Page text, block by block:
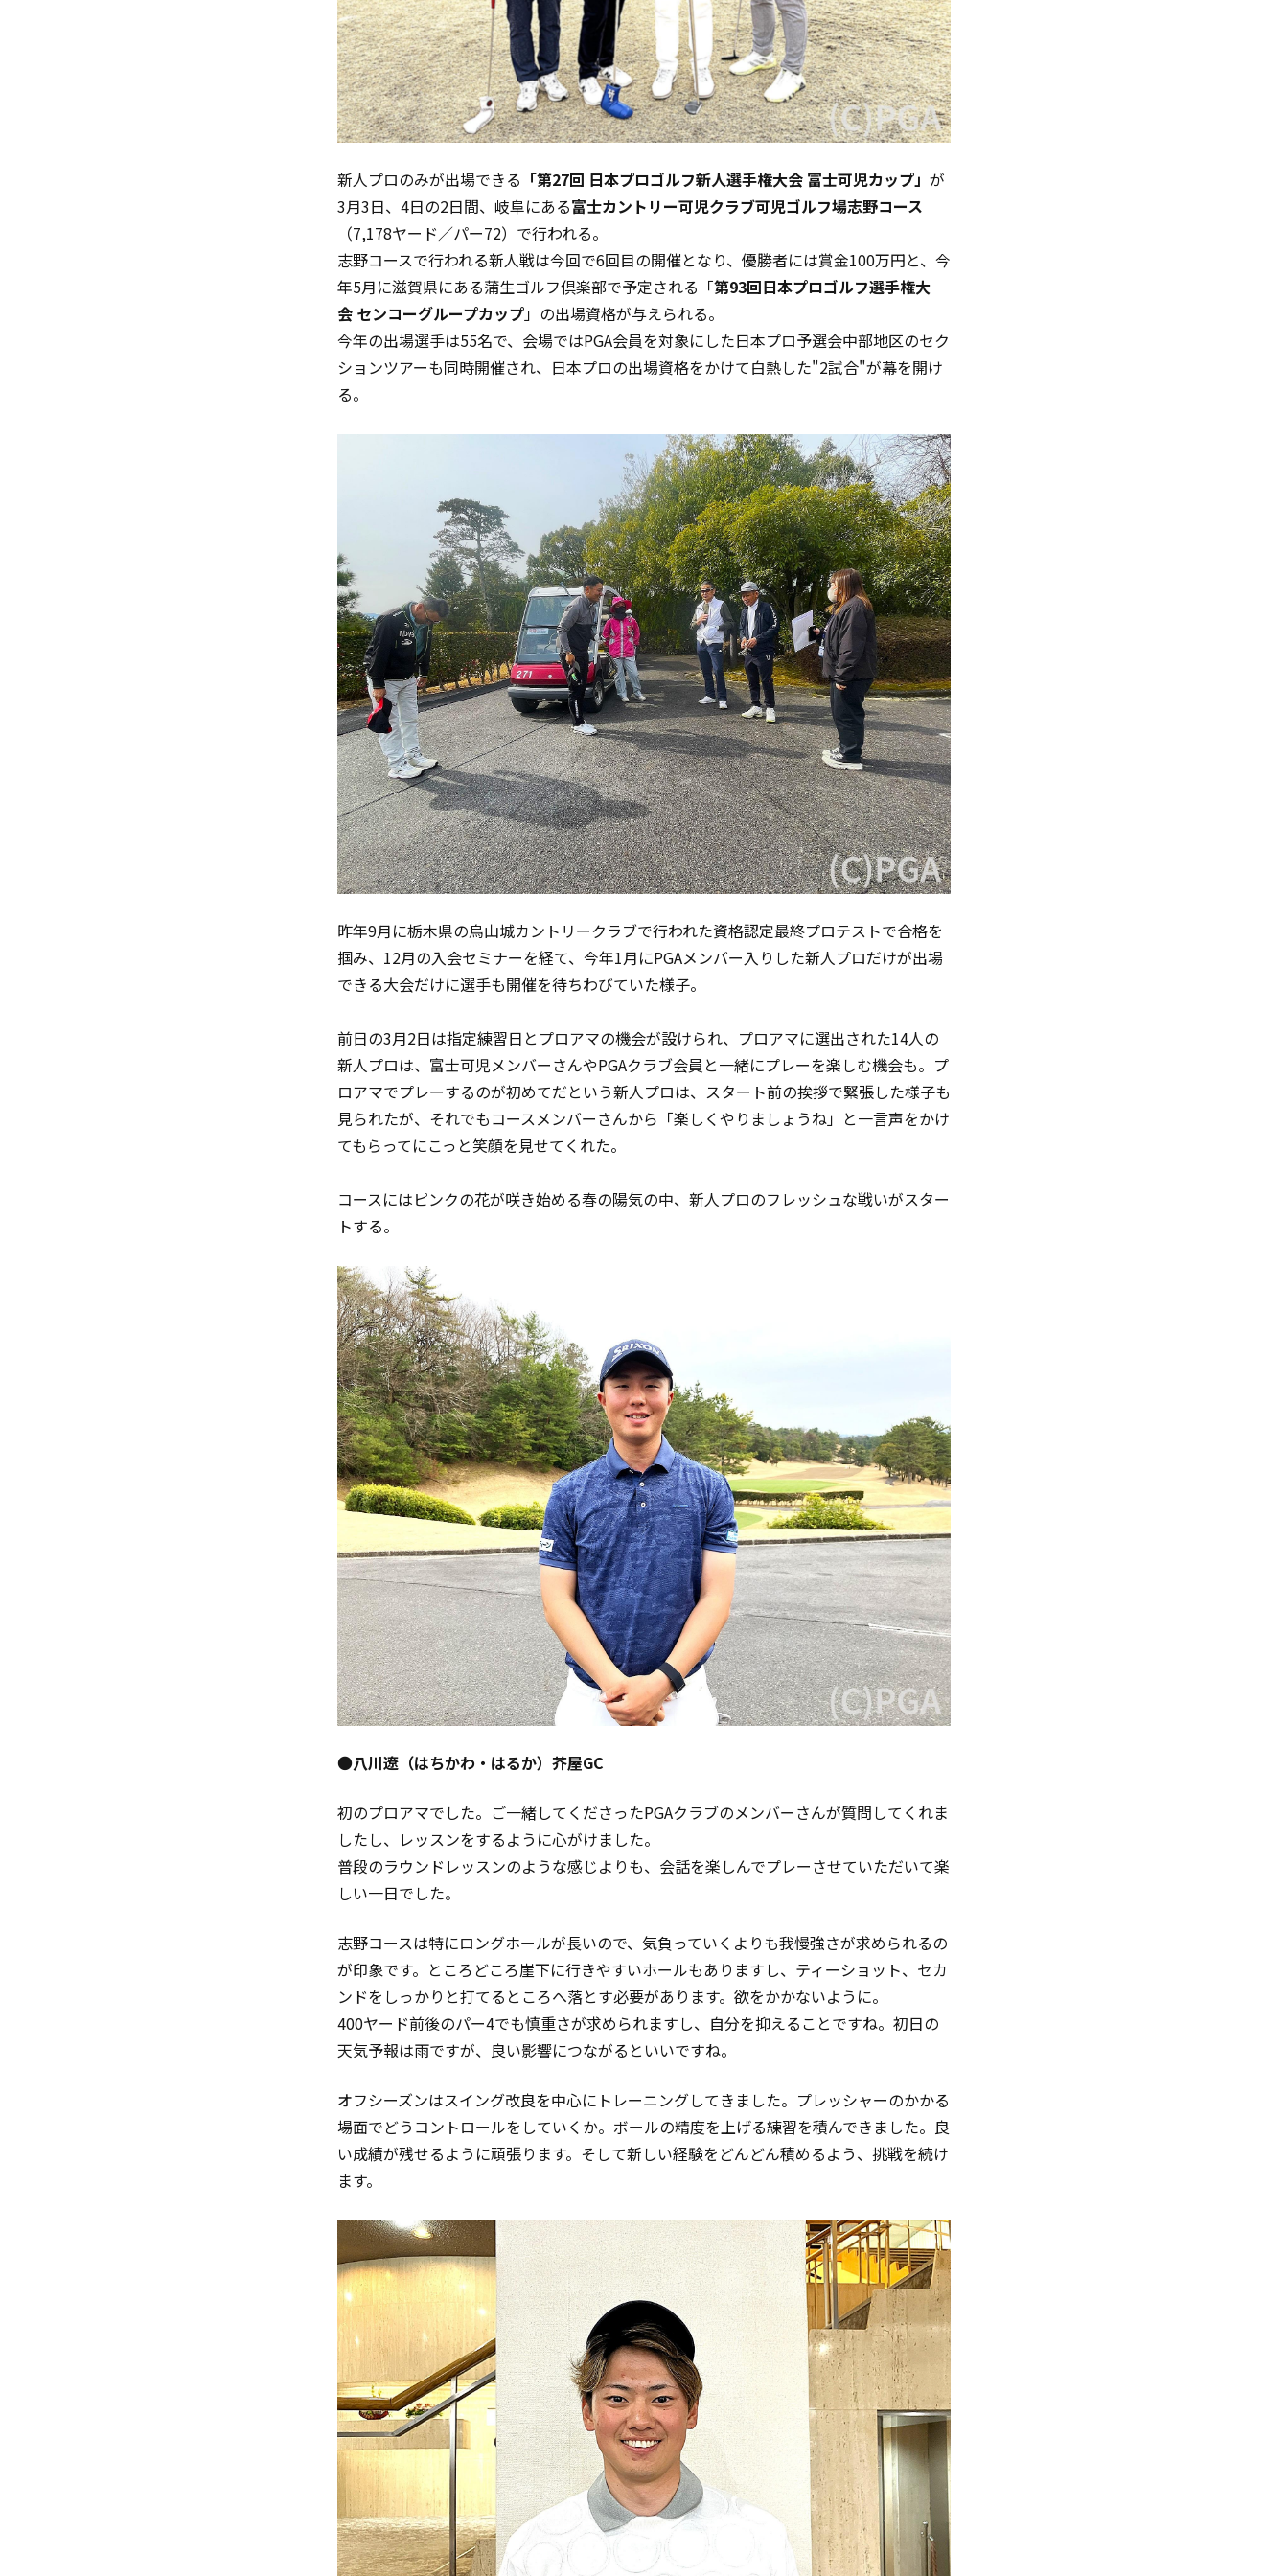
新人プロのみが出場できる 「第27回 日本プロゴルフ新人選手権大会 富士可児カップ」 が
3月3日、4日の2日間、岐阜にある富士カントリー可児クラブ可児ゴルフ場志野コース
（7,178ヤード／パー72）で行われる。
志野コースで行われる新人戦は今回で6回目の開催となり、優勝者には賞金100万円と、今
年5月に滋賀県にある蒲生ゴルフ倶楽部で予定される「第93回日本プロゴルフ選手権大
会 センコーグループカップ」の出場資格が与えられる。
今年の出場選手は55名で、会場ではPGA会員を対象にした日本プロ予選会中部地区のセク
ションツアーも同時開催され、日本プロの出場資格をかけて白熱した"2試合"が幕を開け
る。
昨年9月に栃木県の烏山城カントリークラブで行われた資格認定最終プロテストで合格を
掴み、12月の入会セミナーを経て、今年1月にPGAメンバー入りした新人プロだけが出場
できる大会だけに選手も開催を待ちわびていた様子。
前日の3月2日は指定練習日とプロアマの機会が設けられ、プロアマに選出された14人の
新人プロは、富士可児メンバーさんやPGAクラブ会員と一緒にプレーを楽しむ機会も。プ
ロアマでプレーするのが初めてだという新人プロは、スタート前の挨拶で緊張した様子も
見られたが、それでもコースメンバーさんから「楽しくやりましょうね」と一言声をかけ
てもらってにこっと笑顔を見せてくれた。
コースにはピンクの花が咲き始める春の陽気の中、新人プロのフレッシュな戦いがスター
トする。
●八川遼（はちかわ・はるか）芥屋GC
初のプロアマでした。 ご一緒してくださったPGAクラブのメンバーさんが質問してくれま
したし、レッスンをするように心がけました。
普段のラウンドレッスンのような感じよりも、会話を楽しんでプレーさせていただいて楽
しい一日でした。
志野コースは特にロングホールが長いので、気負っていくよりも我慢強さが求められるの
が印象です。 ところどころ崖下に行きやすいホールもありますし、ティーショット、セカ
ンドをしっかりと打てるところへ落とす必要があります。欲をかかないように。
400ヤード前後のパー4でも慎重さが求められますし、自分を抑えることですね。初日の
天気予報は雨ですが、良い影響につながるといいですね。
オフシーズンはスイング改良を中心にトレーニングしてきました。プレッシャーのかかる
場面でどうコントロールをしていくか。ボールの精度を上げる練習を積んできました。良
い成績が残せるように頑張ります。そして新しい経験をどんどん積めるよう、挑戦を続け
ます。